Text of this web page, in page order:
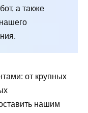
а также
от крупных
нашим